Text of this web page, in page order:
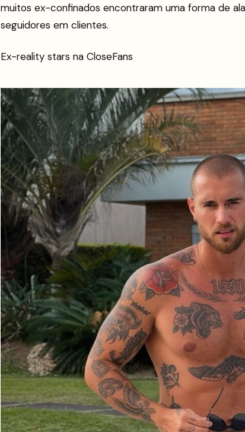
muitos ex-confinados encontraram uma forma de
seguidores em clientes.
Ex-reality stars na CloseFans